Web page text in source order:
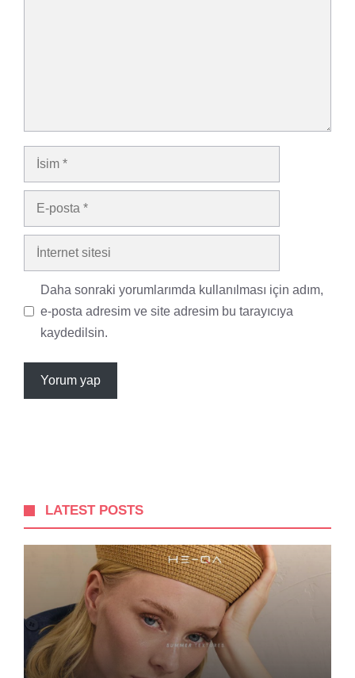
İsim
İnternet
Daha sonraki yorumlarımda kullanılması için adım,
e-posta adresim ve site adresim bu tarayıcıya
kaydedilsin.
LATEST POSTS